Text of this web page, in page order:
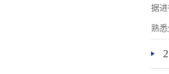
据
熟